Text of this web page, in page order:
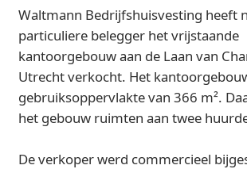
Waltmann Bedrijfshuisvesting heeft
particuliere belegger het vrijstaande
kantoorgebouw aan de Laan van
Utrecht verkocht. Het
gebruiksoppervlakte van 366 m².
het gebouw ruimten aan twee
De verkoper werd commercieel